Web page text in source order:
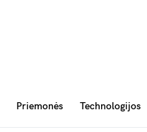
Priemonės Technologijos